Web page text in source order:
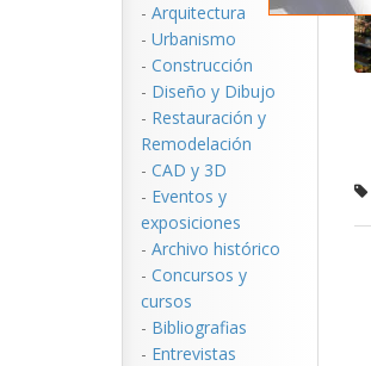
- Arquitectura
- Urbanismo
- Construcción
- Diseño y Dibujo
- Restauración y
Remodelación
- CAD y 3D
- Eventos y
exposiciones
- Archivo histórico
- Concursos y
cursos
- Bibliografias
- Entrevistas